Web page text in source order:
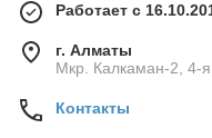
Работает с
г. Алматы
Мкр. Калкаман-2, 4-
Контакты